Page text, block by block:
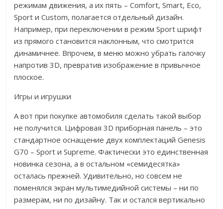
режимам движения, а их пять – Comfort, Smart, Eco,
Sport и Custom, полагается отдельный дизайн.
Например, при переключении в режим Sport шрифт
из прямого становится наклонным, что смотрится
динамичнее. Впрочем, в меню можно убрать галочку
напротив 3D, превратив изображение в привычное
плоское.
Игры и игрушки
А вот при покупке автомобиля сделать такой выбор
не получится. Цифровая 3D приборная панель – это
стандартное оснащение двух комплектаций Genesis
G70 – Sport и Supreme. Фактически это единственная
новинка сезона, а в остальном «семидесятка»
осталась прежней. Удивительно, но совсем не
поменялся экран мультимедийной системы – ни по
размерам, ни по дизайну. Так и остался вертикально